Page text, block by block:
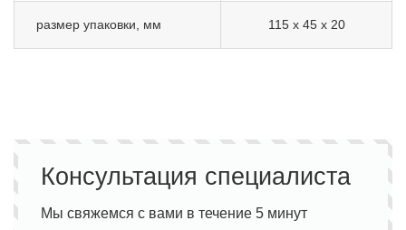
размер упаковки, мм 115 х 45 х 20
Консультация специалиста
Мы свяжемся с вами в течение 5 минут